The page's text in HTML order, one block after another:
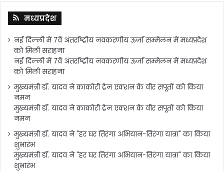
मध्यप्रदेश
नई दिल्ली में 7वें अंतर्राष्ट्रीय नवकरणीय ऊर्जा सम्मेलन में मध्यप्रदेश
को मिली सराहना
नई दिल्ली में 7वें अंतर्राष्ट्रीय नवकरणीय ऊर्जा सम्मेलन में मध्यप्रदेश
को मिली सराहना
मुख्यमंत्री डॉ. यादव ने काकोरी ट्रेन एक्शन के वीर सपूतों को किया
नमन
मुख्यमंत्री डॉ. यादव ने काकोरी ट्रेन एक्शन के वीर सपूतों को किया
नमन
मुख्यमंत्री डॉ. यादव ने "हर घर तिरंगा अभियान-तिरंगा यात्रा" का किया
शुभारंभ
मुख्यमंत्री डॉ. यादव ने "हर घर तिरंगा अभियान-तिरंगा यात्रा" का किया
शुभारंभ